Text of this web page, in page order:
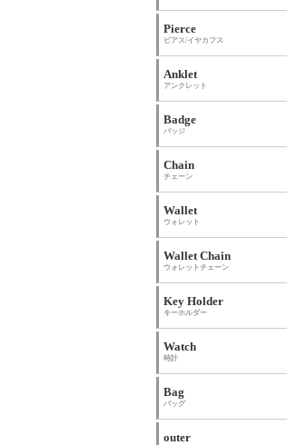
Pierce
ピアス/イヤカフス
Anklet
アンクレット
Badge
バッジ
Chain
チェーン
Wallet
ウォレット
Wallet Chain
ウォレットチェーン
Key Holder
キーホルダー
Watch
時計
Bag
バッグ
outer